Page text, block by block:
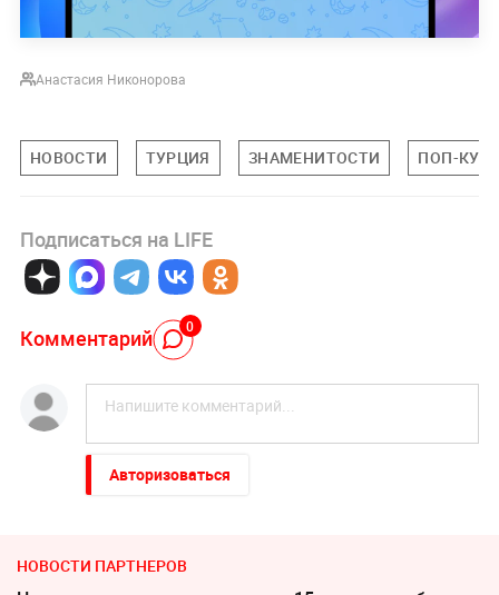
Анастасия Никонорова
НОВОСТИ ТУРЦИЯ ЗНАМЕНИТОСТИ ПОП-
Подписаться на LIFE
Комментарий 0
Авторизоваться
НОВОСТИ ПАРТНЕРОВ